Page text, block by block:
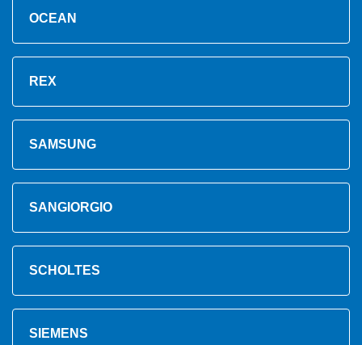
OCEAN
REX
SAMSUNG
SANGIORGIO
SCHOLTES
SIEMENS